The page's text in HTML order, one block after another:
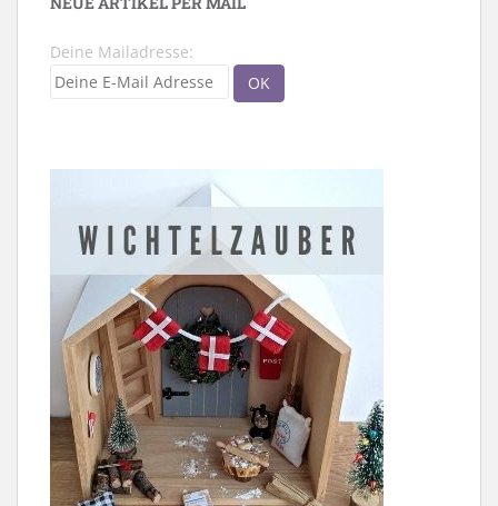
Deine Mailadresse: